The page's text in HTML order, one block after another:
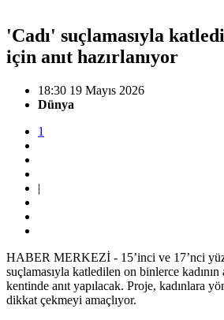
'Cadı' suçlamasıyla
için anıt hazırlanıyor
18:30 19 Mayıs 2026
Dünya
1
|
HABER MERKEZİ - 15’inci ve 17’nci
suçlamasıyla katledilen on binlerce kadının
kentinde anıt yapılacak. Proje, kadınlara
dikkat çekmeyi amaçlıyor.